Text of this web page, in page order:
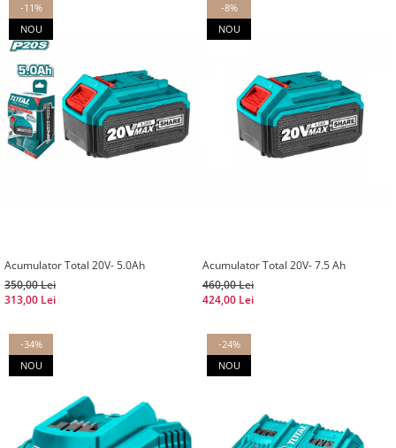
-11%
NOU
Acumulator Total 20V- 5.0Ah
350,00 Lei
313,00 Lei
-8%
NOU
Acumulator Total 20V- 7.5 Ah
460,00 Lei
424,00 Lei
-34%
NOU
-24%
NOU